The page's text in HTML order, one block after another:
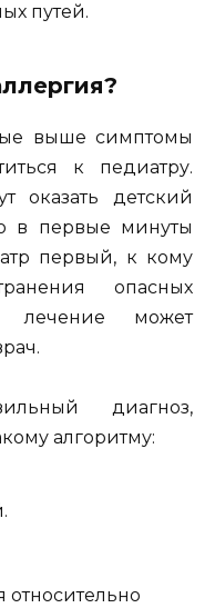
путей.
выше симптомы
к педиатру.
оказать детский
в первые минуты
первый, к кому
опасных
лечение может
диагноз,
алгоритму: